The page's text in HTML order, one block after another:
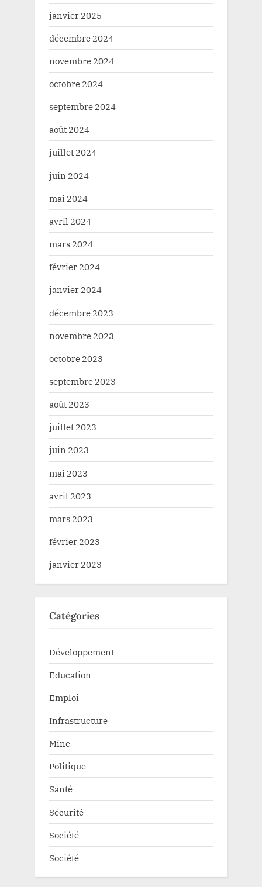
janvier 2025
décembre 2024
novembre 2024
octobre 2024
septembre 2024
août 2024
juillet 2024
juin 2024
mai 2024
avril 2024
mars 2024
février 2024
janvier 2024
décembre 2023
novembre 2023
octobre 2023
septembre 2023
août 2023
juillet 2023
juin 2023
mai 2023
avril 2023
mars 2023
février 2023
janvier 2023
Catégories
Développement
Education
Emploi
Infrastructure
Mine
Politique
Santé
Sécurité
Société
Société